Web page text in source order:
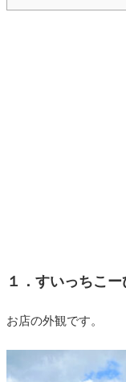
１．すいっちこ
お店の外観です。